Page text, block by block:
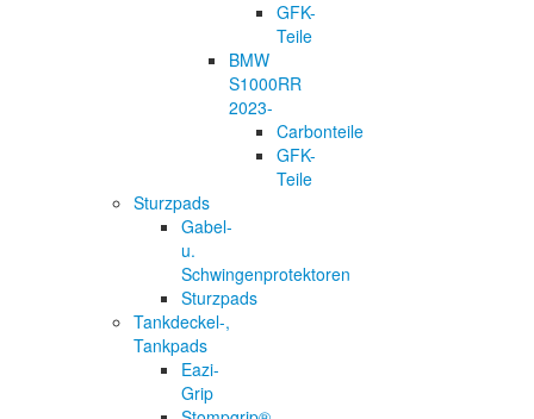
GFK-
Teile
BMW
S1000RR
2023-
Carbonteile
GFK-
Teile
Sturzpads
Gabel-
u.
Schwingenprotektoren
Sturzpads
Tankdeckel-,
Tankpads
Eazi-
Grip